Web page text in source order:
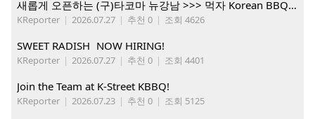
새롭게 오픈하는 (구)타코마 뉴강남 >>> 먹자 Korean BBQ 구인중
KReporter | 2026.07.27 | 추천 0 | 조회 4626
SWEET RADISH NOW HIRING!
KReporter | 2026.07.27 | 추천 0 | 조회 4401
Join the Team at K-Street KBBQ!
KReporter | 2026.07.23 | 추천 0 | 조회 5125